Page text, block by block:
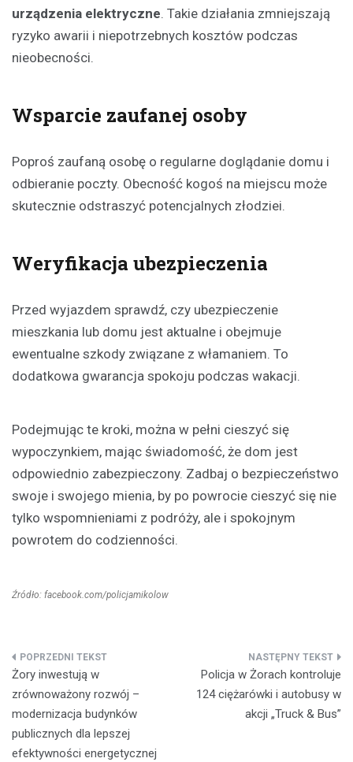
urządzenia elektryczne. Takie działania zmniejszają
ryzyko awarii i niepotrzebnych kosztów podczas
nieobecności.
Wsparcie zaufanej osoby
Poproś zaufaną osobę o regularne doglądanie domu i
odbieranie poczty. Obecność kogoś na miejscu może
skutecznie odstraszyć potencjalnych złodziei.
Weryfikacja ubezpieczenia
Przed wyjazdem sprawdź, czy ubezpieczenie
mieszkania lub domu jest aktualne i obejmuje
ewentualne szkody związane z włamaniem. To
dodatkowa gwarancja spokoju podczas wakacji.
Podejmując te kroki, można w pełni cieszyć się
wypoczynkiem, mając świadomość, że dom jest
odpowiednio zabezpieczony. Zadbaj o bezpieczeństwo
swoje i swojego mienia, by po powrocie cieszyć się nie
tylko wspomnieniami z podróży, ale i spokojnym
powrotem do codzienności.
Źródło: facebook.com/policjamikolow
Nawigacja
wpisu
Żory inwestują w
zrównoważony rozwój –
modernizacja budynków
publicznych dla lepszej
efektywności energetycznej
Policja w Żorach kontroluje
124 ciężarówki i autobusy w
akcji „Truck & Bus”